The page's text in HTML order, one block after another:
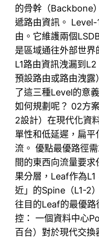
的骨幹（Backbone
遞路由資訊。
由。它維護兩個
是區域通往外部世界
L1路由資訊洩漏到
預設路由或路由洩露
了這三種Level的意
如何規劃呢？ 02方
2設計）在現代化資
單性和低延遲，扁
流。 優點最優路徑
間的東西向流量要
果分層，Leaf作為
近」的Spine（L1-2
往目的Leaf的最優路
控： 一個資料中心
百台）對於現代交換